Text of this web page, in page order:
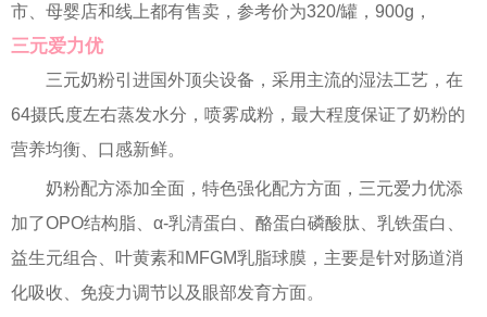
市、母婴店和线上都有售卖，参考价为320/罐，900g，
三元爱力优
三元奶粉引进国外顶尖设备，采用主流的湿法工艺，在
64摄氏度左右蒸发水分，喷雾成粉，最大程度保证了奶粉的
营养均衡、口感新鲜。
奶粉配方添加全面，特色强化配方方面，三元爱力优添
加了OPO结构脂、α-乳清蛋白、酪蛋白磷酸肽、乳铁蛋白、
益生元组合、叶黄素和MFGM乳脂球膜，主要是针对肠道消
化吸收、免疫力调节以及眼部发育方面。